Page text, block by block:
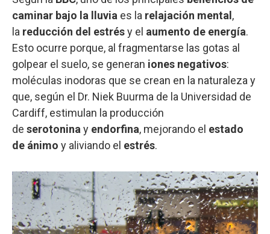
caminar bajo la lluvia es la relajación mental ,
la reducción del estrésy el aumento de energía.
Esto ocurre porque, al fragmentarse las gotas al
golpear el suelo, se generan iones negativos:
moléculas inodoras que se crean en la naturaleza y
que, según el Dr. Niek Buurma de la Universidad de
Cardiff, estimulan la producción
de serotonina y endorfina, mejorando el estado
de ánimo y aliviando el estrés.